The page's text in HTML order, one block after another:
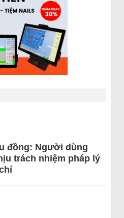
đồng: Người dùng
trách nhiệm pháp lý